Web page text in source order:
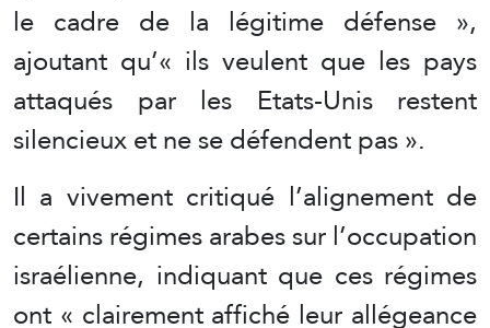
le cadre de la légitime défense »,
ajoutant qu’« ils veulent que les pays
attaqués par les Etats-Unis restent
silencieux et ne se défendent pas ».
Il a vivement critiqué l’alignement de
certains régimes arabes sur l’occupation
israélienne, indiquant que ces régimes
ont « clairement affiché leur allégeance